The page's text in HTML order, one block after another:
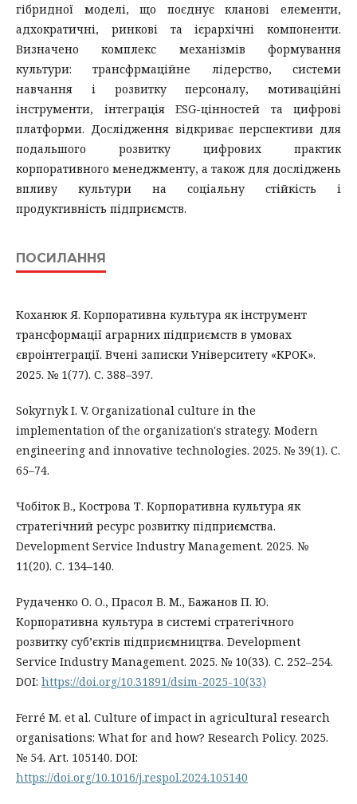
гібридної моделі, що поєднує кланові елементи,
адхократичні, ринкові та ієрархічні компоненти.
Визначено комплекс механізмів формування
культури: трансфрмаційне лідерство, системи
навчання і розвитку персоналу, мотиваційні
інструменти, інтеграція ESG-цінностей та цифрові
платформи. Дослідження відкриває перспективи для
подальшого розвитку цифрових практик
корпоративного менеджменту, а також для досліджень
впливу культури на соціальну стійкість і
продуктивність підприємств.
ПОСИЛАННЯ
Коханюк Я. Корпоративна культура як інструмент
трансформації аграрних підприємств в умовах
євроінтеграції. Вчені записки Університету «КРОК».
2025. № 1(77). С. 388–397.
Sokyrnyk I. V. Organizational culture in the
implementation of the organization's strategy. Modern
engineering and innovative technologies. 2025. № 39(1). С.
65–74.
Чобіток В., Кострова Т. Корпоративна культура як
стратегічний ресурс розвитку підприємства.
Development Service Industry Management. 2025. №
11(20). С. 134–140.
Рудаченко О. О., Прасол В. М., Бажанов П. Ю.
Корпоративна культура в системі стратегічного
розвитку суб’єктів підприємництва. Development
Service Industry Management. 2025. № 10(33). С. 252–254.
DOI: https://doi.org/10.31891/dsim-2025-10(33)
Ferré M. et al. Culture of impact in agricultural research
organisations: What for and how? Research Policy. 2025.
№ 54. Art. 105140. DOI:
https://doi.org/10.1016/j.respol.2024.105140